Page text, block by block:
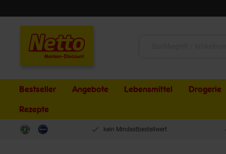
Bestseller Angebote Lebensmittel Drogerie
Rezepte
kein Mindestbestellwert